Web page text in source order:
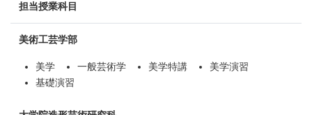
担当授業科目
美術工芸学部
美学 一般芸術学 美学特講
美学演習
基礎演習